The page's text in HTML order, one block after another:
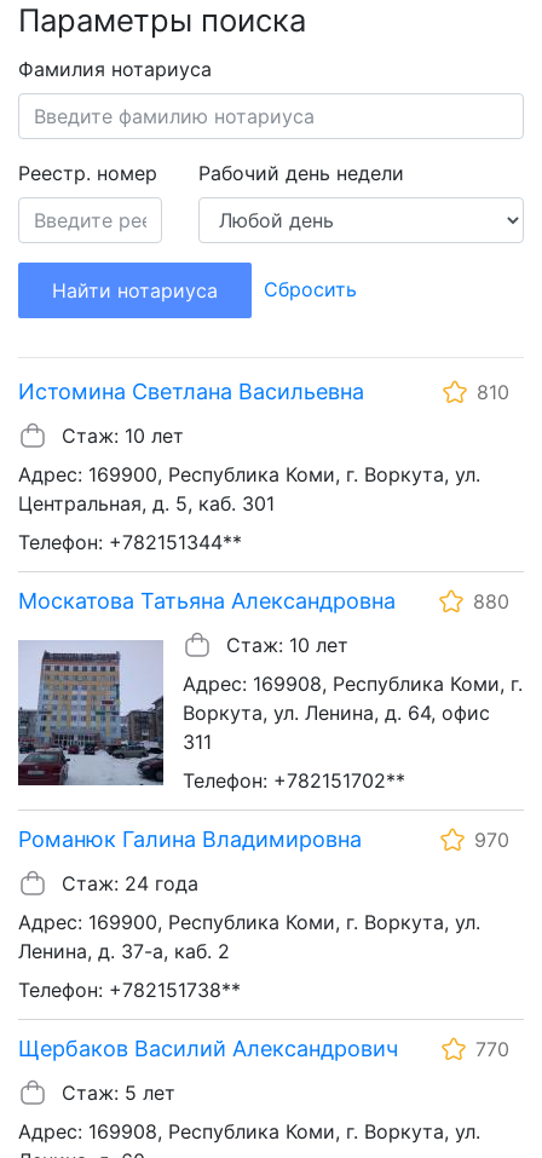
Параметры поиска
Фамилия нотариуса
Реестр. номер Рабочий день недели
Найти нотариуса Сбросить
Истомина Светлана Васильевна
810
Стаж: 10 лет
Адрес: 169900, Республика Коми, г. Воркута, ул.
Центральная, д. 5, каб. 301
Телефон: +782151344**
Москатова Татьяна Александровна
880
Стаж: 10 лет
Адрес: 169908, Республика Коми, г.
Воркута, ул. Ленина, д. 64, офис
311
Телефон: +782151702**
Романюк Галина Владимировна
970
Стаж: 24 года
Адрес: 169900, Республика Коми, г. Воркута, ул.
Ленина, д. 37-а, каб. 2
Телефон: +782151738**
Щербаков Василий Александрович
770
Стаж: 5 лет
Адрес: 169908, Республика Коми, г. Воркута, ул.